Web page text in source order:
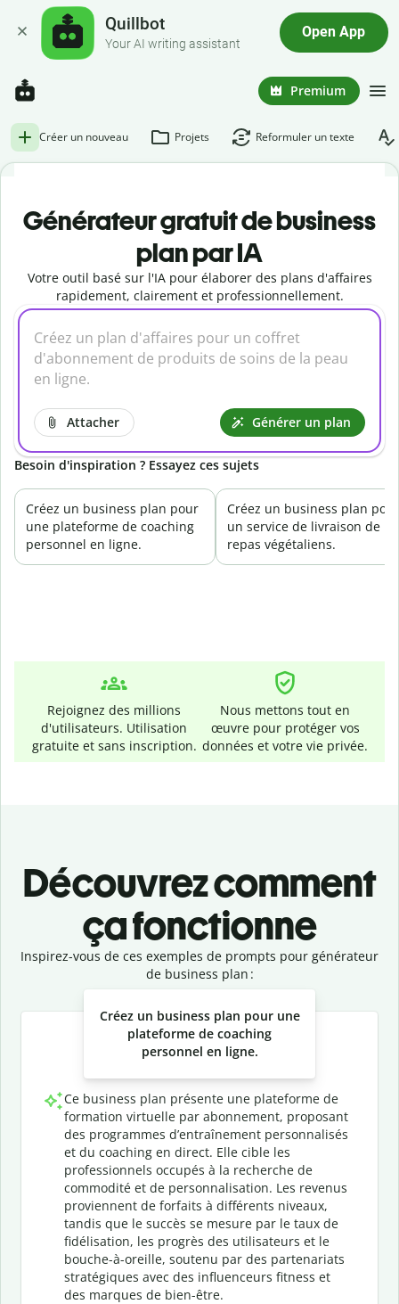
Quillbot
Your AI writing assistant
Open App
Premium
Créer un nouveau Projets Reformuler un texte
Générateur gratuit de business
plan par IA
Votre outil basé sur l'IA pour élaborer des plans d'affaires
rapidement, clairement et professionnellement.
Attacher Générer un plan
Besoin d'inspiration ? Essayez ces sujets
Créez un business plan pour
une plateforme de coaching
personnel en ligne.
Créez un business plan pour
un service de livraison de
repas végétaliens.
Rejoignez des millions
d'utilisateurs. Utilisation
gratuite et sans inscription.
Nous mettons tout en
œuvre pour protéger vos
données et votre vie privée.
Découvrez comment
ça fonctionne
Inspirez-vous de ces exemples de prompts pour générateur
de business plan :
Créez un business plan pour une
plateforme de coaching
personnel en ligne.
Ce business plan présente une plateforme de
formation virtuelle par abonnement, proposant
des programmes d’entraînement personnalisés
et du coaching en direct. Elle cible les
professionnels occupés à la recherche de
commodité et de personnalisation. Les revenus
proviennent de forfaits à différents niveaux,
tandis que le succès se mesure par le taux de
fidélisation, les progrès des utilisateurs et le
bouche-à-oreille, soutenu par des partenariats
stratégiques avec des influenceurs fitness et
des marques de bien-être.